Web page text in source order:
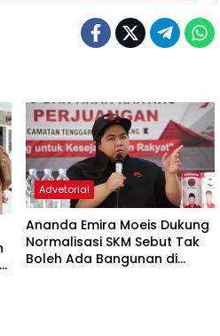
Advetorial
Ananda Emira Moeis Dukung
Normalisasi SKM Sebut Tak
Boleh Ada Bangunan di